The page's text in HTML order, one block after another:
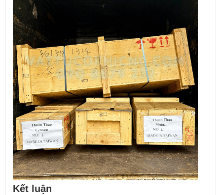
Kết luận